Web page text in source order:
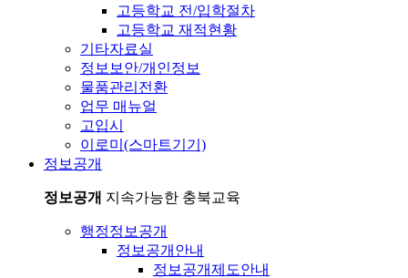
고등학교 전/입학절차
고등학교 재적현황
기타자료실
정보보안/개인정보
물품관리전환
업무 매뉴얼
고입시
이로미(스마트기기)
정보공개
정보공개 지속가능한 충북교육
행정정보공개
정보공개안내
정보공개제도안내